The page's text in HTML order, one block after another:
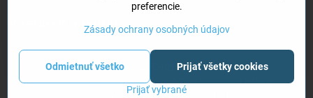
Všetko k nákupu
©
Copyright
Predvoľby súkromiaZásady ochrany osobných údajov
Vytvorené pomocou:BiznisWeb.sk
preferencie.
Zásady ochrany osobných údajov
Prijať vybrané
Prijať všetky cookies
Odmietnuť všetko